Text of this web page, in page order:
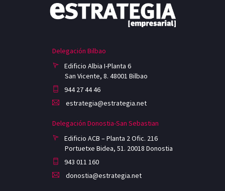
Delegación Bilbao
Edificio Albia I-Planta 6
San Vicente, 8. 48001 Bilbao
944 27 44 46
estrategia@estrategia.net
Delegación Donostia-San Sebastian
Edificio ACB – Planta 2 Ofic. 216
Portuetxe Bidea, 51. 20018 Donostia
943 011 160
donostia@estrategia.net